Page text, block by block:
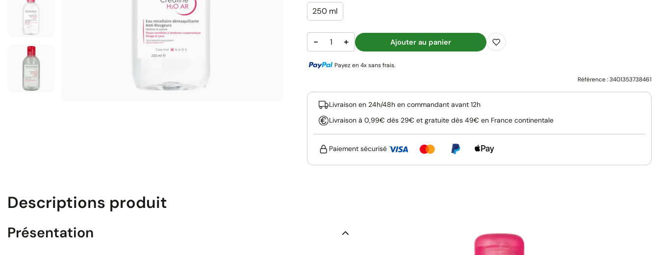
250 ml
− + Ajouter au panier
Payez en 4x sans frais.
Référence :3401353738461
Livraison en 24h/48h en commandant avant 12h
Livraison à 0,99€ dès 29€ et gratuite dès 49€ en France continentale
Paiement sécurisé
Descriptions produit
Présentation